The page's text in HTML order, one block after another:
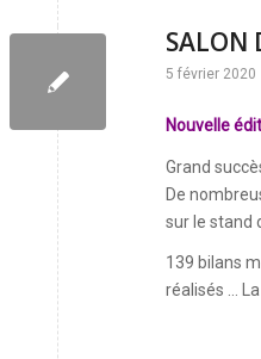
SALON
5 février 2020
Nouvelle
Grand
De
sur le stand
139 bilans
réalisés …